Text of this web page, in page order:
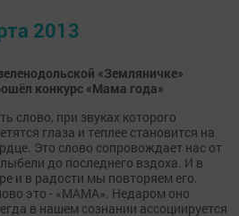
2013
«Земляничке»
конкурс «Мама года»
слово, при звуках которого
глаза и теплее становится на
Это слово сопровождает нас от
до последнего вздоха. И в
и в радости мы повторяем его.
это - «МАМА». Недаром оно
в нашем сознании ассоциируется